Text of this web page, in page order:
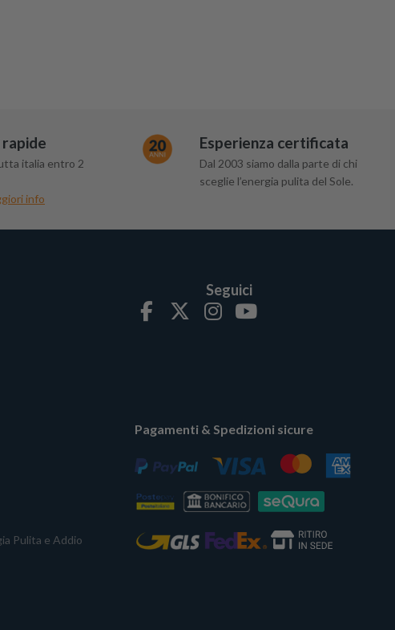
italia entro 2
info
Esperienza certificata
Dal 2003 siamo dalla parte di chi
sceglie l’energia pulita del Sole.
Seguici
Pulita e Addio
Pagamenti & Spedizioni sicure